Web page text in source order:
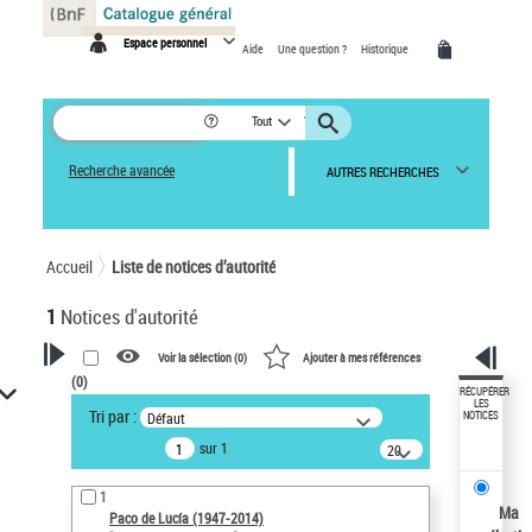
Espace personnel Aide Une question ? Historique
Tout
Recherche avancée AUTRES RECHERCHES
Accueil Liste de notices d’autorité
1 Notices d'autorité
VOTRE RECHERCHE
Recherche avancée dans les
notices d’autorité
Œuvres liées à l'auteur :
Paco de Lucía (1947-2014)
Voir la sélection (0) Ajouter à mes références
(0)
Tri par : Défaut
sur 1
20
résultats/page
1
Paco de Lucía (1947-2014)
RÉCUPÉRER
LES
NOTICES
Ma
Panneau de gestion des cookies